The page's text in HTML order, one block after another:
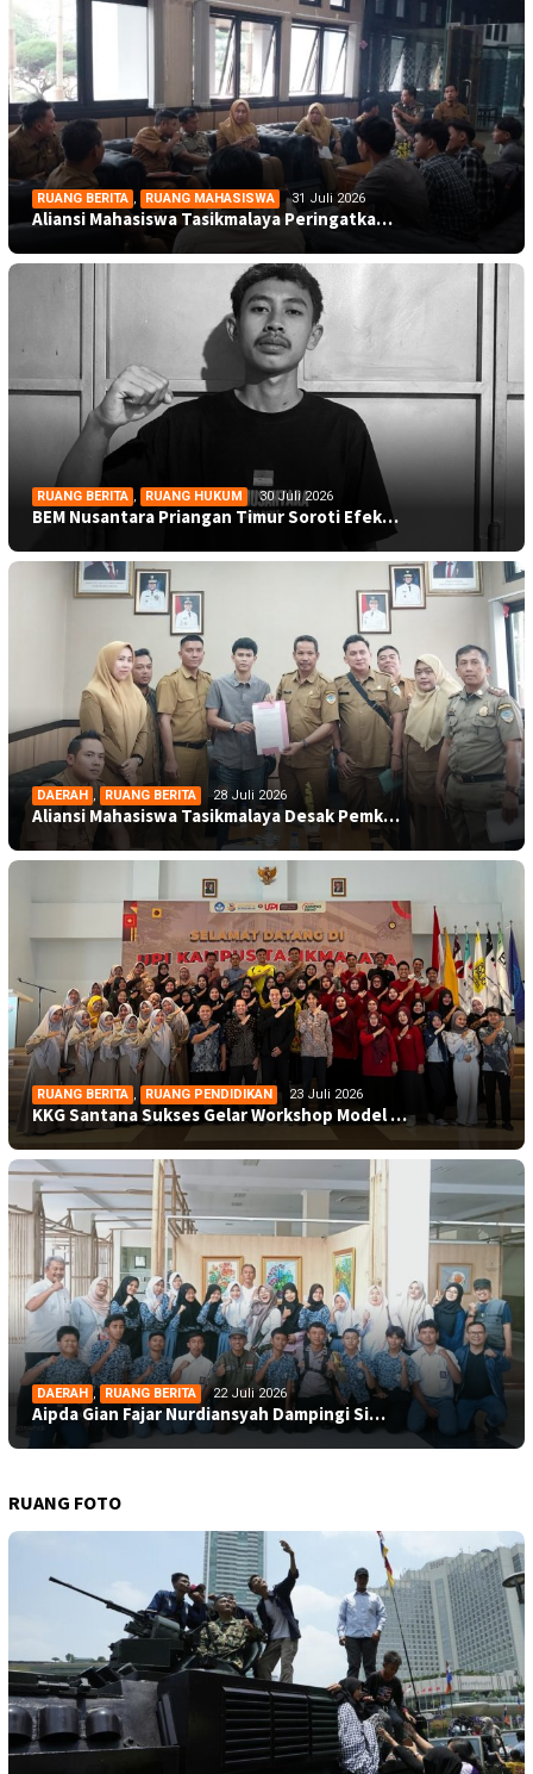
RUANG BERITA , RUANG MAHASISWA 31 Juli 2026
Aliansi Mahasiswa Tasikmalaya Peringatka…
RUANG BERITA , RUANG HUKUM 30 Juli 2026
BEM Nusantara Priangan Timur Soroti Efek…
DAERAH , RUANG BERITA 28 Juli 2026
Aliansi Mahasiswa Tasikmalaya Desak Pemk…
RUANG BERITA , RUANG PENDIDIKAN 23 Juli 2026
KKG Santana Sukses Gelar Workshop Model …
DAERAH , RUANG BERITA 22 Juli 2026
Aipda Gian Fajar Nurdiansyah Dampingi Si…
RUANG FOTO